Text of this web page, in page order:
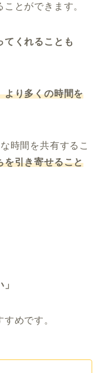
とができます。
てくれることも
より多くの時間を
時間を共有するこ
を引き寄せること
めです。